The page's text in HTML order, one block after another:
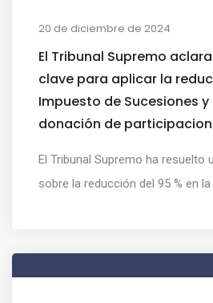
20 de diciembre de 2024
El Tribunal Supremo
clave para aplicar la
Impuesto de Sucesiones
donación de
El Tribunal Supremo ha resuelto
sobre la reducción del 95 % en